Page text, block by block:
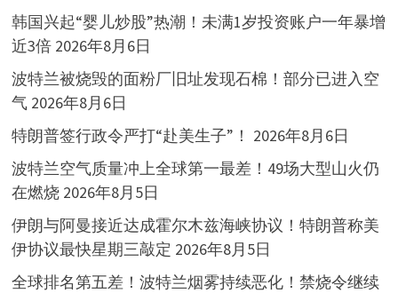
韩国兴起“婴儿炒股”热潮！未满1岁投资账户一年暴增
近3倍 2026年8月6日
波特兰被烧毁的面粉厂旧址发现石棉！部分已进入空
气 2026年8月6日
特朗普签行政令严打“赴美生子”！ 2026年8月6日
波特兰空气质量冲上全球第一最差！49场大型山火仍
在燃烧 2026年8月5日
伊朗与阿曼接近达成霍尔木兹海峡协议！特朗普称美
伊协议最快星期三敲定 2026年8月5日
全球排名第五差！波特兰烟雾持续恶化！禁烧令继续